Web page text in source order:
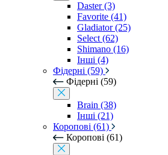
Daster (3)
Favorite (41)
Gladiator (25)
Select (62)
Shimano (16)
Інші (4)
Фідерні (59)
Фідерні (59)
Brain (38)
Інші (21)
Коропові (61)
Коропові (61)